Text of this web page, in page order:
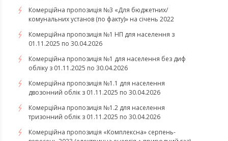
Комерційна пропозиція №3 «Для бюджетних/
комунальних установ (по факту)» на січень 2022
Комерційна пропозиція №1 НП для населення з
01.11.2025 по 30.04.2026
Комерційна пропозиція №1 для населення без диф
обліку з 01.11.2025 по 30.04.2026
Комерційна пропозиція №1.1 для населення
двозонний облік з 01.11.2025 по 30.04.2026
Комерційна пропозиція №1.2 для населення
тризонний облік з 01.11.2025 по 30.04.2026
​​​​​​​Комерційна пропозиція «Комплексна» серпень-